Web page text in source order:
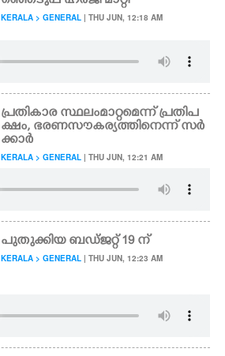
KERALA > GENERAL | THU JUN, 12:18 AM
പ്രതികാര സ്ഥലംമാറ്റമെന്ന് പ്രതിപ
ക്ഷം, ഭരണസൗകര്യത്തിനെന്ന് സർ
ക്കാർ
KERALA > GENERAL | THU JUN, 12:21 AM
പുതുക്കിയ ബഡ്ജറ്റ് 19 ന്
KERALA > GENERAL | THU JUN, 12:23 AM